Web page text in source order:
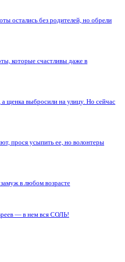
остались без родителей, но обрели
которые счастливы даже в
щенка выбросили на улицу. Но сейчас
прося усыпить ее, но волонтеры
в любом возрасте
— в нем вся СОЛЬ!